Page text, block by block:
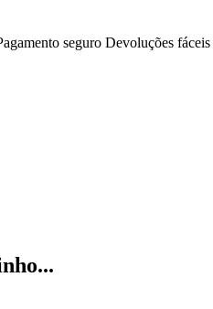
seguro Devoluções fáceis